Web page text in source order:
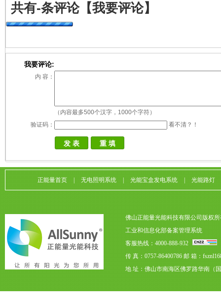
共有-条评论【我要评论】
我要评论:
内 容：
（内容最多500个汉字，1000个字符）
验证码：
看不清？！
正能量首页 无电照明系统 光能宝盒发电系统 光能路灯
佛山正能量光能科技有限公司版权
工业和信息化部备案管理系统
客服热线：4000-888-932
传 真：0757-86400786 邮 箱：
地 址：佛山市南海区佛罗路华南（